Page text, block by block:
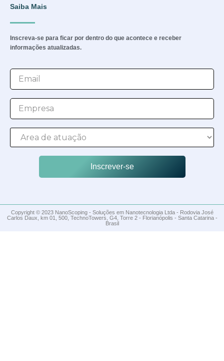
Saiba Mais
Inscreva-se para ficar por dentro do que acontece e receber
informações atualizadas.
Inscrever-se
Copyright © 2023 NanoScoping - Soluções em Nanotecnologia Ltda - Rodovia José
Carlos Daux, km 01, 500, TechnoTowers, G4, Torre 2 - Florianópolis - Santa Catarina -
Brasil